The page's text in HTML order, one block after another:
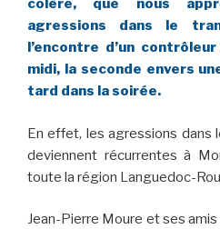
colère, que nous
agressions dans le
l’encontre d’un
midi, la seconde envers
tard dans la soirée.
En effet, les agressions dans
deviennent récurrentes à
toute la région Languedoc-
Jean-Pierre Moure et ses